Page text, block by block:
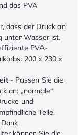
das PVA
dass der Druck an
unter Wasser ist.
PVA-
200 x 230 x
- Passen Sie die
an: „normale“
und
Teile.